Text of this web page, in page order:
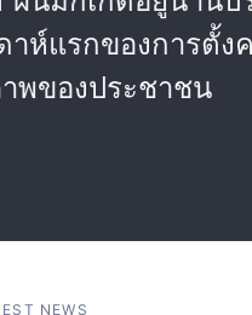
ห์แรกของการตั้ง
พของประชาชน
NEWS